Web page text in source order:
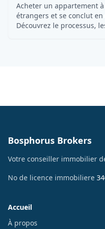
Acheter un appartement
étrangers et se conclut
Découvrez le processus,
Bosphorus Brokers
Votre conseiller immobilier
No de licence immobiliere
Accueil
À propos